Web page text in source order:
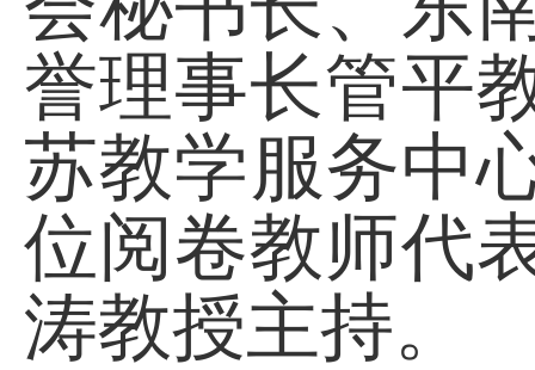
誉理事长管平
苏教学服务中
位阅卷教师代
涛教授主持。